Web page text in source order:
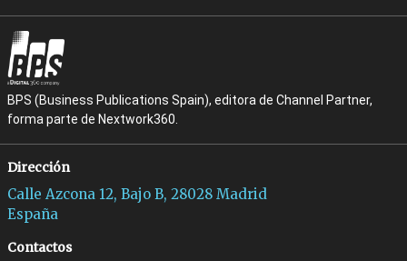
BPS (Business Publications Spain), editora de Channel Partner,
forma parte de Nextwork360.
Dirección
Calle Azcona 12, Bajo B, 28028 Madrid
España
Contactos